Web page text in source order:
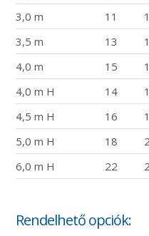
3,0 m
11
3,5 m
13
4,0 m
15
4,0 m H
14
4,5 m H
16
5,0 m H
18
6,0 m H
22
Rendelhető opciók: